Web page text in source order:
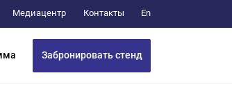
Медиацентр Контакты En
Забронировать стенд